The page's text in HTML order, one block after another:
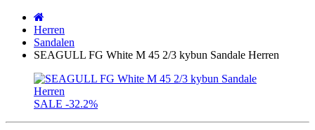
Herren
Sandalen
SEAGULL FG White M 45 2/3 kybun Sandale Herren
SALE -32.2%